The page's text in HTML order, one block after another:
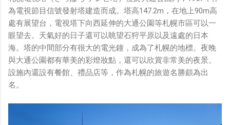
為電視節目信號發射塔建造而成。塔高147.2m，在地上90m高
處有展望台，電視塔下向西延伸的大通公園等札幌市區可以一
眼望去。天氣好的日子還可以眺望石狩平原以及遠處的日本
海。塔的中間部分有很大的電光鐘，成為了札幌的地標。夜晚
與大通公園都有華美的彩燈妝點，還可以欣賞非常美的夜景。
設施內還設有餐館、禮品店等，作為札幌的旅遊名勝頗為出
名。